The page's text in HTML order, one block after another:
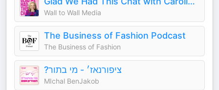
Wall to Wall Media
The Business of Fashion Podcast
The Business of Fashion
?ציפורנאז׳ - מי בתור
MIchal BenJakob